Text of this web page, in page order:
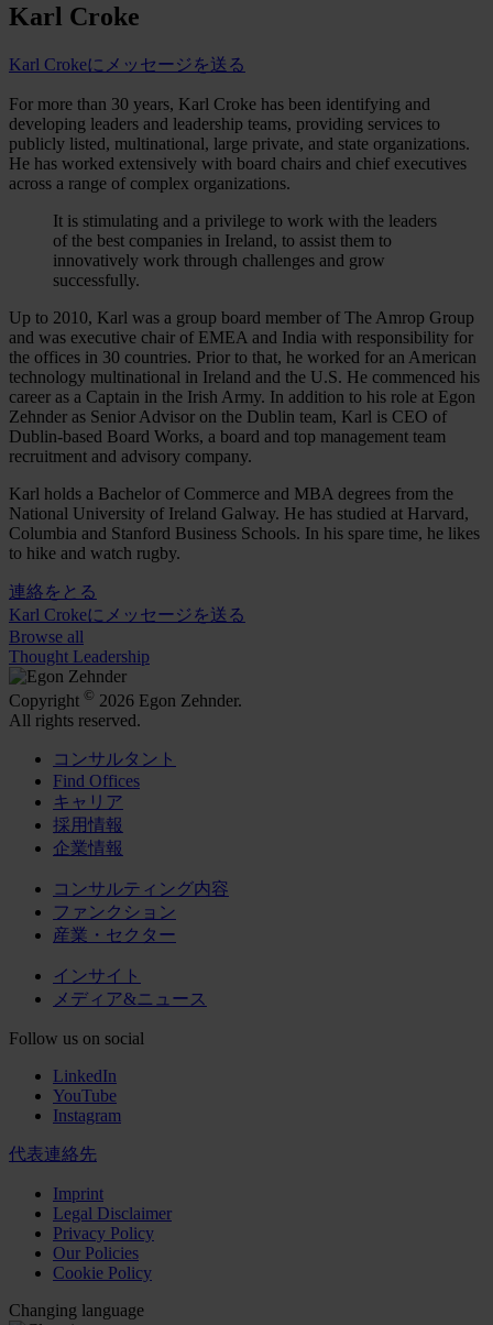
Karl Croke
Karl Crokeにメッセージを送る
For more than 30 years, Karl Croke has been identifying and
developing leaders and leadership teams, providing services to
publicly listed, multinational, large private, and state organizations.
He has worked extensively with board chairs and chief executives
across a range of complex organizations.
It is stimulating and a privilege to work with the leaders
of the best companies in Ireland, to assist them to
innovatively work through challenges and grow
successfully.
Up to 2010, Karl was a group board member of The Amrop Group
and was executive chair of EMEA and India with responsibility for
the offices in 30 countries. Prior to that, he worked for an American
technology multinational in Ireland and the U.S. He commenced his
career as a Captain in the Irish Army. In addition to his role at Egon
Zehnder as Senior Advisor on the Dublin team​, Karl is CEO of
Dublin-based Board Works, a board and top management team
recruitment and advisory company.
Karl holds a Bachelor of Commerce and MBA degrees from the
National University of Ireland Galway. He has studied at Harvard,
Columbia and Stanford Business Schools. In his spare time, he likes
to hike and watch rugby.
連絡をとる
Karl Crokeにメッセージを送る
Browse all
Thought Leadership
Copyright © 2026 Egon Zehnder.
All rights reserved.
コンサルタント
Find Offices
キャリア
採用情報
企業情報
コンサルティング内容
ファンクション
産業・セクター
インサイト
メディア&ニュース
Follow us on social
LinkedIn
YouTube
Instagram
代表連絡先
Imprint
Legal Disclaimer
Privacy Policy
Our Policies
Cookie Policy
Changing language